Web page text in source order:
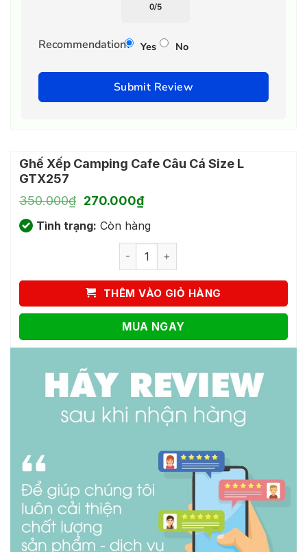
0/5
Recommendation? Yes No
Submit Review
Ghế Xếp Camping Cafe Câu Cá Size L
GTX257
350.000₫ Giá
là:
350.000₫.
270.000₫Giá
tại
là:
270.000₫.
Tình trạng: Còn hàng
Ghế Xếp Camping Cafe Câu Cá Size
THÊM VÀO GIỎ HÀNG
MUA NGAY